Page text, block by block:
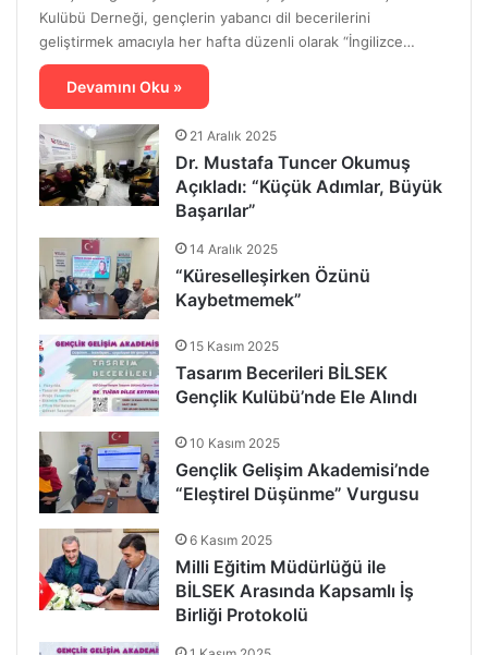
Kulübü Derneği, gençlerin yabancı dil becerilerini
geliştirmek amacıyla her hafta düzenli olarak “İngilizce…
Devamını Oku »
21 Aralık 2025
Dr. Mustafa Tuncer Okumuş
Açıkladı: “Küçük Adımlar, Büyük
Başarılar”
14 Aralık 2025
“Küreselleşirken Özünü
Kaybetmemek”
15 Kasım 2025
Tasarım Becerileri BİLSEK
Gençlik Kulübü’nde Ele Alındı
10 Kasım 2025
Gençlik Gelişim Akademisi’nde
“Eleştirel Düşünme” Vurgusu
6 Kasım 2025
Milli Eğitim Müdürlüğü ile
BİLSEK Arasında Kapsamlı İş
Birliği Protokolü